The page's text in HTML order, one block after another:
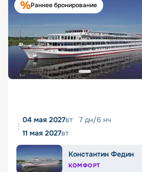
Раннее бронирование
04 мая 2027вт 7 дн/6 нч
11 мая 2027вт
Константин Федин
КОМФОРТ